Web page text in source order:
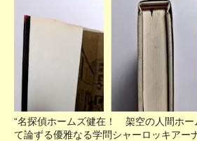
“名探偵ホームズ健在！ 架空の人間ホー
て論ずる優雅なる学問シャーロッキアー